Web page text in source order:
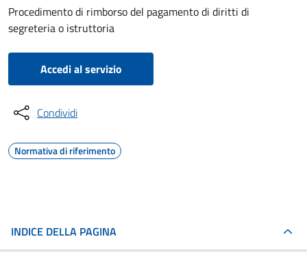
Procedimento di rimborso del pagamento di diritti di
segreteria o istruttoria
Accedi al servizio
Condividi
Normativa di riferimento
INDICE DELLA PAGINA